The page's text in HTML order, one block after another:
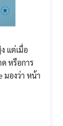
แต่เมื่อ
หรือการ
มองว่า หน้า